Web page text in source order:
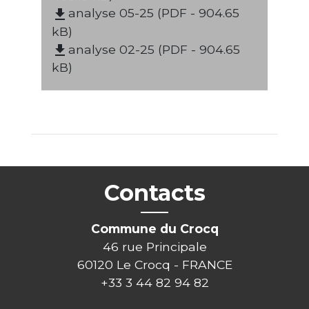
file_download analyse 05-25 (PDF - 904.65
kB)
file_download analyse 02-25 (PDF - 904.65
kB)
Contacts
Commune du Crocq
46 rue Principale
60120 Le Crocq - FRANCE
+33 3 44 82 94 82